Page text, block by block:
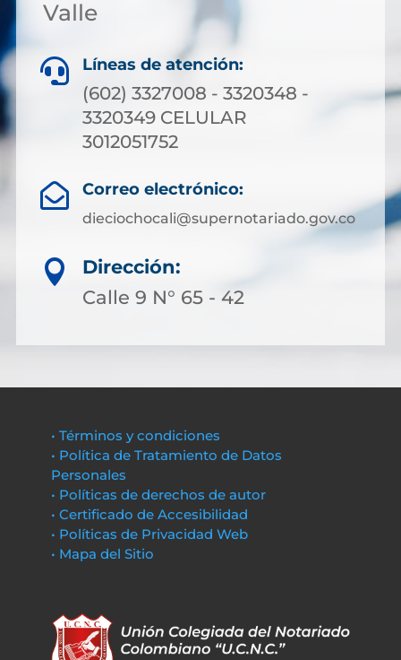
Valle
 Líneas de atención:
(602) 3327008 - 3320348 -
3320349 CELULAR
3012051752
 Correo electrónico:
dieciochocali@supernotariado.gov.co

Dirección:
Calle 9 N° 65 - 42
• Términos y condiciones
• Política de Tratamiento de Datos
Personales
• Políticas de derechos de autor
• Certificado de Accesibilidad
• Políticas de Privacidad Web
• Mapa del Sitio